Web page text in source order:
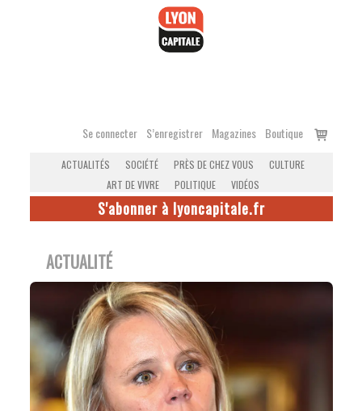
Se connecter S’enregistrer Magazines Boutique
Voir
ACTUALITÉS SOCIÉTÉ PRÈS DE CHEZ VOUS
CULTURE
ART DE VIVRE
POLITIQUE VIDÉOS
S'abonner à lyoncapitale.fr
ACTUALITÉ